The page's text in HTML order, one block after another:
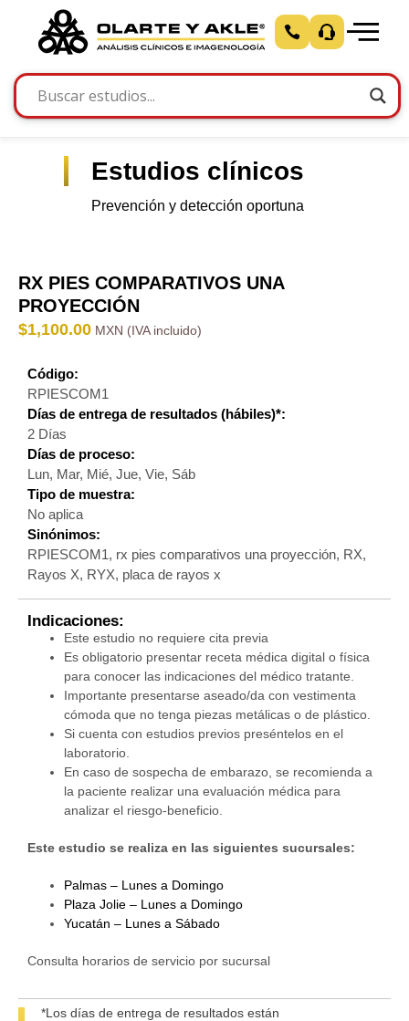
Estudios clínicos
Prevención y detección oportuna
RX PIES COMPARATIVOS UNA
PROYECCIÓN
$1,100.00
Código:
RPIESCOM1
Días de entrega de resultados (hábiles)*:
2 Días
Días de proceso:
Lun, Mar, Mié, Jue, Vie, Sáb
Tipo de muestra:
No aplica
Sinónimos:
RPIESCOM1, rx pies comparativos una proyección, RX,
Rayos X, RYX, placa de rayos x
Indicaciones:
Este estudio no requiere cita previa
Es obligatorio presentar receta médica digital o física
para conocer las indicaciones del médico tratante.
Importante presentarse aseado/da con vestimenta
cómoda que no tenga piezas metálicas o de plástico.
Si cuenta con estudios previos preséntelos en el
laboratorio.
En caso de sospecha de embarazo, se recomienda a
la paciente realizar una evaluación médica para
analizar el riesgo-beneficio.
Este estudio se realiza en las siguientes sucursales:
Palmas – Lunes a Domingo
Plaza Jolie – Lunes a Domingo
Yucatán – Lunes a Sábado
Consulta horarios de servicio por sucursal
*Los días de entrega de resultados están